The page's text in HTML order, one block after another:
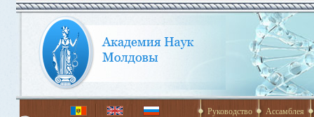
Руководство Ассамблея